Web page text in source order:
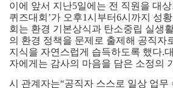
이에 앞서 지난5일에는 전 직원을 대
퀴즈대회 ’가 오후1시부터6시까지 성
회는 환경 기본상식과 탄소중립 실생
의 환경 정책을 문제로 출제해 공직자
지식을 자연스럽게 습득하도록 했다.
자에게는 감사의 마음을 담은 소정의
시 관계자는“공직자 스스로 일상 업무